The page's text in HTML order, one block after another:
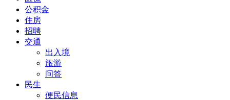
公积金
住房
招聘
交通
出入境
旅游
问答
民生
便民信息